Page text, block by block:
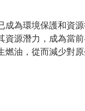
為環境保護和資
源潛力，成為當
油，從而減少對